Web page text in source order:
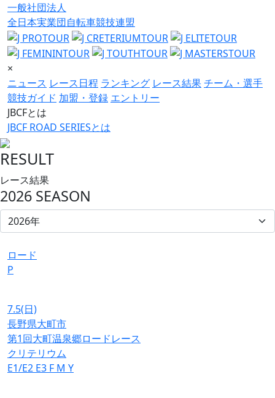
一般社団法人
全日本実業団自転車競技連盟
×
ニュース レース日程 ランキング レース結果チーム・選手
競技ガイド 加盟・登録 エントリー
JBCFとは
JBCF ROAD SERIESとは
RESULT
レース結果
2026 SEASON
ロード
P
7.5(日)
長野県大町市
第1回大町温泉郷ロードレース
クリテリウム
E1/E2 E3 F M Y